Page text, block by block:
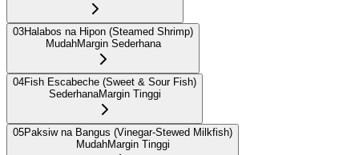
03Halabos na Hipon (Steamed Shrimp)
MudahMargin Sederhana
04Fish Escabeche (Sweet & Sour Fish)
SederhanaMargin Tinggi
05Paksiw na Bangus (Vinegar-Stewed Milkfish)
MudahMargin Tinggi